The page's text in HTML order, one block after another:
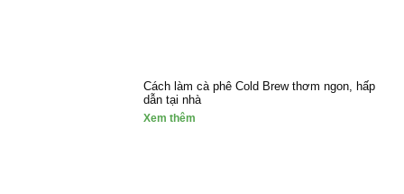
Cách làm cà phê Cold Brew thơm ngon, hấp
dẫn tại nhà
Xem thêm